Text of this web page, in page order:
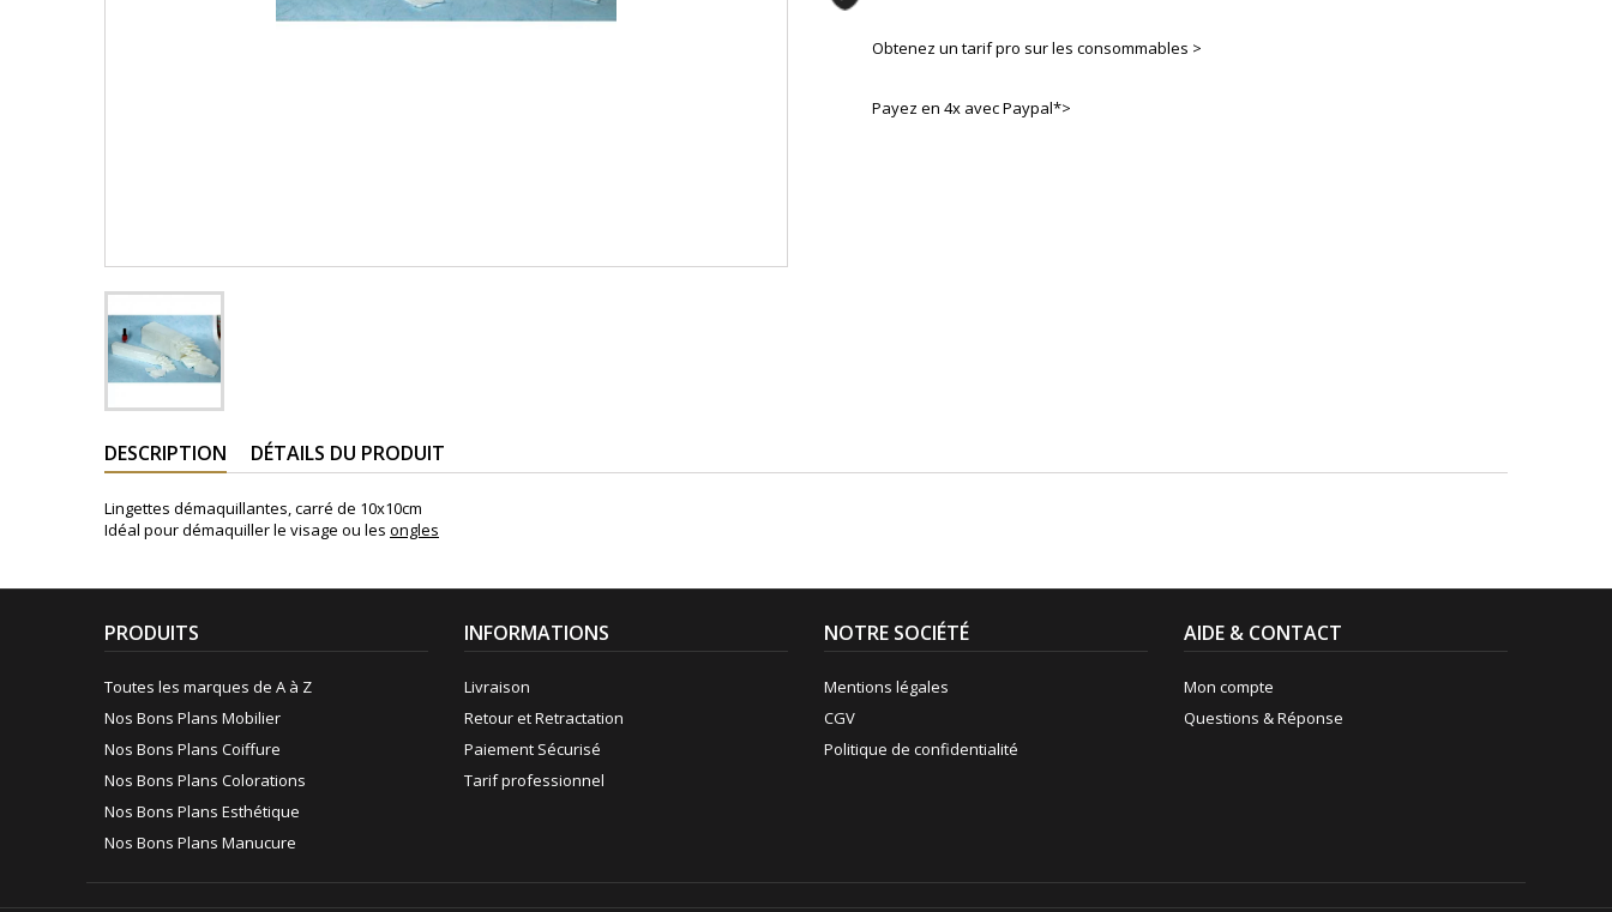
Obtenez un tarif pro sur les consommables >
Payez en 4x avec Paypal*>
DESCRIPTION DÉTAILS DU PRODUIT
Lingettes démaquillantes, carré de 10x10cm
Idéal pour démaquiller le visage ou les ongles
PRODUITS
Toutes les marques de A à Z
Nos Bons Plans Mobilier
Nos Bons Plans Coiffure
Nos Bons Plans Colorations
Nos Bons Plans Esthétique
Nos Bons Plans Manucure
INFORMATIONS
Livraison
Retour et Retractation
Paiement Sécurisé
Tarif professionnel
NOTRE SOCIÉTÉ
Mentions légales
CGV
Politique de confidentialité
AIDE & CONTACT
Mon compte
Questions & Réponse